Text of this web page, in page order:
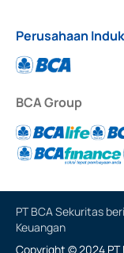
Perusahaan Induk
BCA Group
PT BCA Sekuritas
Keuangan
Copyright © 2024 PT